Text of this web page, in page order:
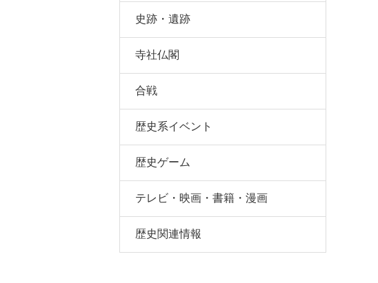
史跡・遺跡
寺社仏閣
合戦
歴史系イベント
歴史ゲーム
テレビ・映画・書籍・漫画
歴史関連情報